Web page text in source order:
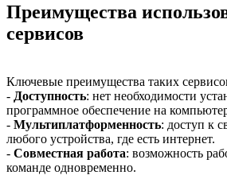
Преимущества
сервисов
Ключевые преимущества таких
- Доступность: нет необходимости
программное обеспечение на
- Мультиплатформенность: доступ к
любого устройства, где есть интернет.
- Совместная работа: возможность
команде одновременно.